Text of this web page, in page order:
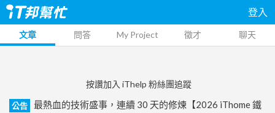
登入
文章 問答 My Project 徵才 聊天
按讚加入 iThelp 粉絲團追蹤
公告
最熱血的技術盛事，連續 30 天的修煉【2026 iThome 鐵